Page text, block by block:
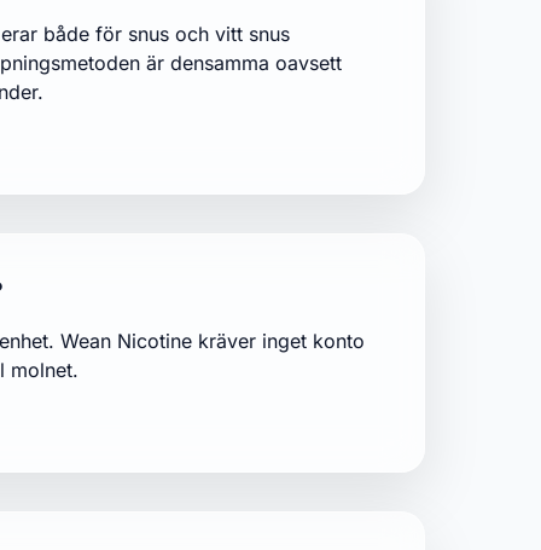
både för snus och vitt snus
är densamma oavsett
Wean Nicotine kräver inget konto
molnet.